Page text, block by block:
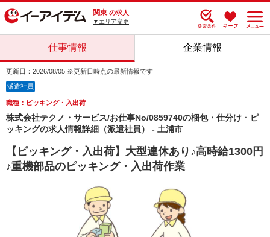
関東 の求人
▼エリア変更
仕事情報 企業情報
更新日：2026/08/05 ※更新日時点の最新情報です
派遣社員
職種：ピッキング・入出荷
株式会社テクノ・サービス/お仕事No/0859740の梱包・仕分け・ピ
ッキングの求人情報詳細（派遣社員） - 土浦市
【ピッキング・入出荷】大型連休あり♪高時給1300円
♪重機部品のピッキング・入出荷作業